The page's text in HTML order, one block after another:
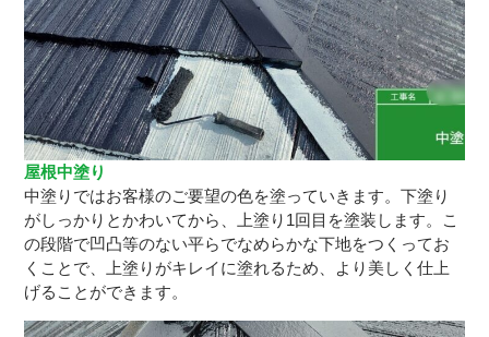
屋根中塗り
中塗りではお客様のご要望の色を塗っていきます。下塗り
がしっかりとかわいてから、上塗り1回目を塗装します。こ
の段階で凹凸等のない平らでなめらかな下地をつくってお
くことで、上塗りがキレイに塗れるため、より美しく仕上
げることができます。